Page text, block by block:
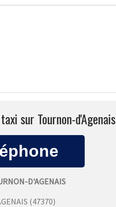
sur Tournon-d'Agenais
D'AGENAIS
(47370)